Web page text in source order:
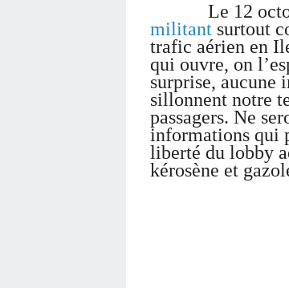
Le 12 octobre
militant surtout
trafic aérien en
qui ouvre, on
surprise, aucune
sillonnent notre
passagers. Ne
informations qui
liberté du lobby
kérosène et